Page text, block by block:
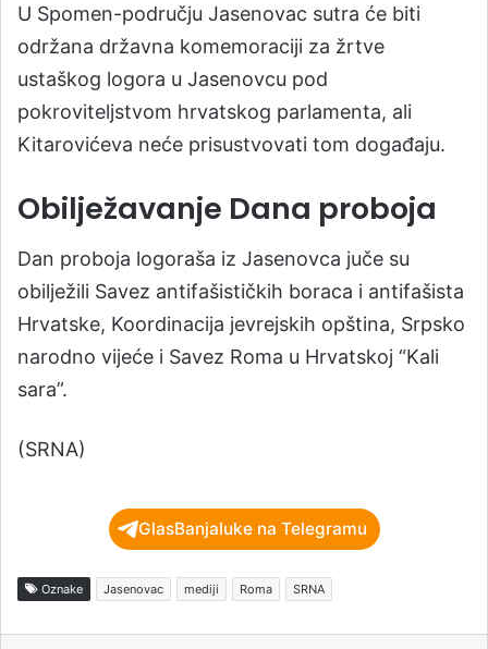
U Spomen-području Jasenovac sutra će biti
održana državna komemoraciji za žrtve
ustaškog logora u Jasenovcu pod
pokroviteljstvom hrvatskog parlamenta, ali
Kitarovićeva neće prisustvovati tom događaju.
Obilježavanje Dana proboja
Dan proboja logoraša iz Jasenovca juče su
obilježili Savez antifašističkih boraca i antifašista
Hrvatske, Koordinacija jevrejskih opština, Srpsko
narodno vijeće i Savez Roma u Hrvatskoj “Kali
sara”.
(SRNA)
GlasBanjaluke na Telegramu
Oznake Jasenovac mediji Roma SRNA